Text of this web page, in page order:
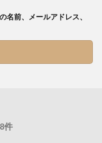
名前、メールアドレス、
件